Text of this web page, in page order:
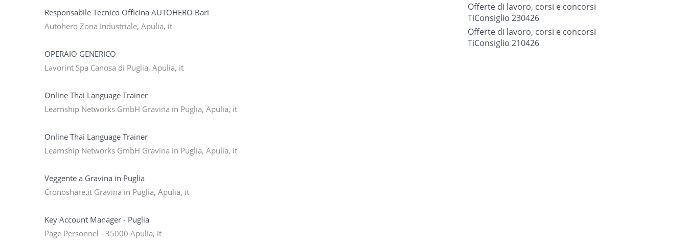
Responsabile Tecnico Officina AUTOHERO Bari
Autohero Zona Industriale, Apulia, it
OPERAIO GENERICO
Lavorint Spa Canosa di Puglia, Apulia, it
Online Thai Language Trainer
Learnship Networks GmbH Gravina in Puglia, Apulia, it
Online Thai Language Trainer
Learnship Networks GmbH Gravina in Puglia, Apulia, it
Veggente a Gravina in Puglia
Cronoshare.it Gravina in Puglia, Apulia, it
Key Account Manager - Puglia
Page Personnel - 35000 Apulia, it
Offerte di lavoro, corsi e concorsi
TiConsiglio 230426
Offerte di lavoro, corsi e concorsi
TiConsiglio 210426